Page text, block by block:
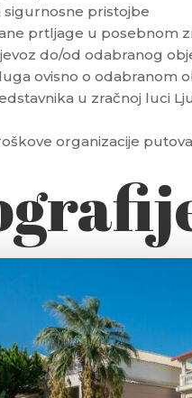
sigurnosne pristojbe
prtljage u posebnom
do/od odabranog
ovisno o odabranom
u zračnoj luci
organizacije